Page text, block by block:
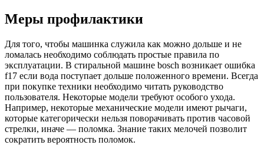
Меры профилактики
Для того, чтобы машинка служила как можно дольше и не
ломалась необходимо соблюдать простые правила по
эксплуатации. В стиральной машине bosch возникает ошибка
f17 если вода поступает дольше положенного времени. Всегда
при покупке техники необходимо читать руководство
пользователя. Некоторые модели требуют особого ухода.
Например, некоторые механические модели имеют рычаги,
которые категорически нельзя поворачивать против часовой
стрелки, иначе — поломка. Знание таких мелочей позволит
сократить вероятность поломок.